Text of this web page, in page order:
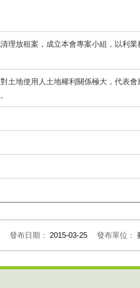
理放租案，成立本會專案小組，以利
土地使用人土地權利關係極大，代表
發布日期： 2015-03-25 發布單位：